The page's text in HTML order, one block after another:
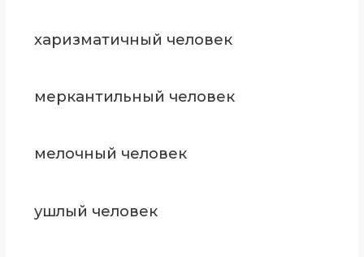
харизматичный человек
меркантильный человек
мелочный человек
ушлый человек